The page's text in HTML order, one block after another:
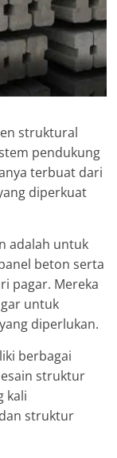
struktural
pendukung
terbuat dari
diperkuat
adalah untuk
beton serta
pagar. Mereka
untuk
diperlukan.
berbagai
struktur
kali
struktur